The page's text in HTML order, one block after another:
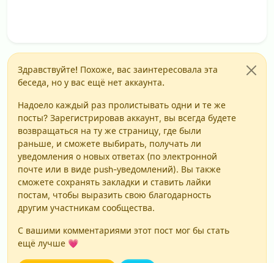
Здравствуйте! Похоже, вас заинтересовала эта
беседа, но у вас ещё нет аккаунта.
Надоело каждый раз пролистывать одни и те же
посты? Зарегистрировав аккаунт, вы всегда будете
возвращаться на ту же страницу, где были
раньше, и сможете выбирать, получать ли
уведомления о новых ответах (по электронной
почте или в виде push-уведомлений). Вы также
сможете сохранять закладки и ставить лайки
постам, чтобы выразить свою благодарность
другим участникам сообщества.
С вашими комментариями этот пост мог бы стать
ещё лучше 💗